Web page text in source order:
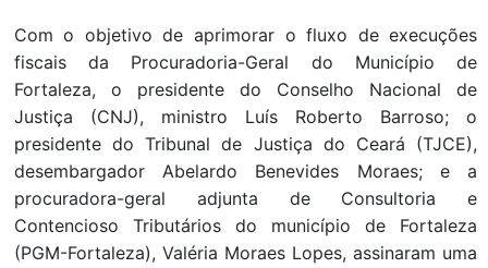
Com o objetivo de aprimorar o fluxo de execuções
fiscais da Procuradoria-Geral do Município de
Fortaleza, o presidente do Conselho Nacional de
Justiça (CNJ), ministro Luís Roberto Barroso; o
presidente do Tribunal de Justiça do Ceará (TJCE),
desembargador Abelardo Benevides Moraes; e a
procuradora-geral adjunta de Consultoria e
Contencioso Tributários do município de Fortaleza
(PGM-Fortaleza), Valéria Moraes Lopes, assinaram uma